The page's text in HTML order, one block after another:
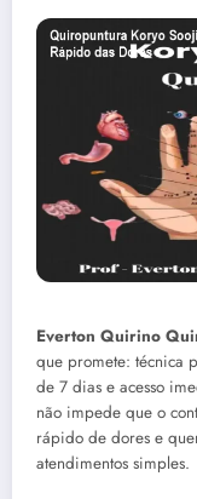
Everton Quirino
que promete: técnica
de 7 dias e acesso
não impede que o
rápido de dores e
atendimentos simples.